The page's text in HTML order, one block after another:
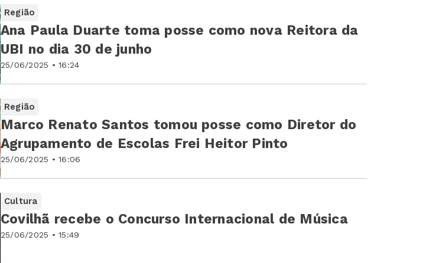
Região
25/06/2025 • 16:24
Ana Paula Duarte toma posse como nova Reitora da
UBI no dia 30 de junho
Região
25/06/2025 • 16:06
Marco Renato Santos tomou posse como Diretor do
Agrupamento de Escolas Frei Heitor Pinto
Cultura
25/06/2025 • 15:49
Covilhã recebe o Concurso Internacional de Música